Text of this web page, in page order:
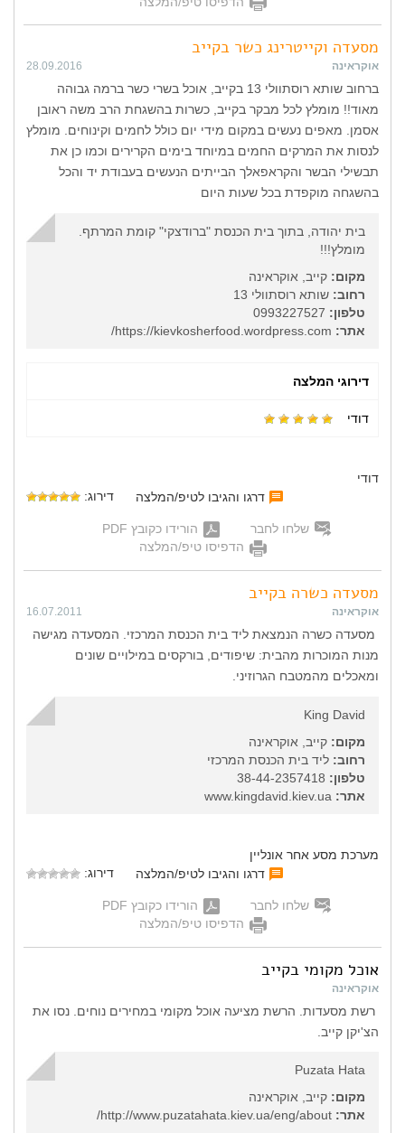
מסעדה וקייטרינג כשר בקייב
אוקראינה 28.09.2016
ברחוב שותא רוסתוולי 13 בקייב, אוכל בשרי כשר ברמה גבוהה
מאוד!! מומלץ לכל מבקר בקייב, כשרות בהשגחת הרב משה ראובן
אסמן. מאפים נעשים במקום מידי יום כולל לחמים וקינוחים. מומלץ
לנסות את המרקים החמים במיוחד בימים הקרירים וכמו כן את
תבשילי הבשר והקראפאלך הבייתים הנעשים בעבודת יד והכל
בהשגחה מוקפדת בכל שעות היום
בית יהודה, בתוך בית הכנסת "ברודצקי" קומת המרתף.
מומלץ!!!
מקום: קייב, אוקראינה
רחוב: שותא רוסתוולי 13
טלפון:
אתר:
דירוגי המלצה
דודי
דודי
דרגו והגיבו לטיפ/המלצה
דירוג:
שלחו לחבר
הורידו כקובץ PDF
הדפיסו טיפ/המלצה
מסעדה כשרה בקייב
אוקראינה 16.07.2011
מסעדה כשרה הנמצאת ליד בית הכנסת המרכזי. המסעדה מגישה
מנות המוכרות מהבית: שיפודים, בורקסים במילויים שונים
ומאכלים מהמטבח הגרוזיני.
King David
מקום: קייב, אוקראינה
רחוב: ליד בית הכנסת המרכזי
טלפון:
אתר:
מערכת מסע אחר אונליין
דרגו והגיבו לטיפ/המלצה
דירוג:
שלחו לחבר
הורידו כקובץ PDF
הדפיסו טיפ/המלצה
אוכל מקומי בקייב
אוקראינה
רשת מסעדות. הרשת מציעה אוכל מקומי במחירים נוחים. נסו את
הצ'יקן קייב.
Puzata Hata
מקום: קייב, אוקראינה
אתר: